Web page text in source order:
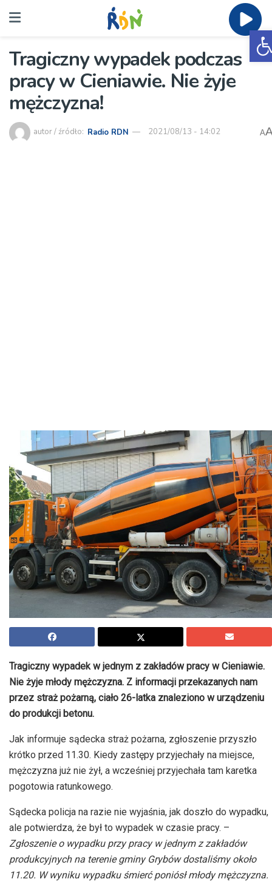
Tragiczny wypadek podczas
pracy w Cieniawie. Nie żyje
mężczyzna!
autor / źródło: Radio RDN 2021/08/13 - 14:02 A
Tragiczny wypadek w jednym z zakładów pracy wCieniawie.
Nie żyje młody mężczyzna. Z informacji przekazanych nam
przez straż pożarną, ciało 26-latka znaleziono w urządzeniu
do produkcji betonu.
Jak informuje sądecka straż pożarna, zgłoszenie przyszło
krótko przed 11.30. Kiedy zastępy przyjechały na miejsce,
mężczyzna już nie żył, a wcześniej przyjechała tam karetka
pogotowia ratunkowego.
Sądecka policja na razie nie wyjaśnia, jak doszło do wypadku,
ale potwierdza, że był to wypadek w czasie pracy. –
Zgłoszenie o wypadku przy pracy w jednym z zakładów
produkcyjnych na terenie gminy Grybów dostaliśmy około
11.20. W wyniku wypadku śmierć poniósł młody mężczyzna.